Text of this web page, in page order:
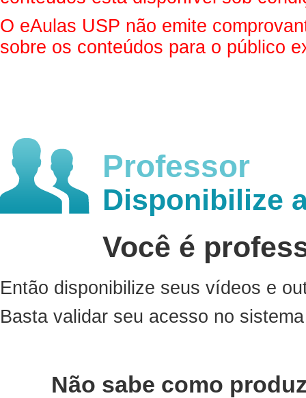
O eAulas USP não emite
sobre os conteúdos para o público
Professor
Disponibilize
Você é
Então disponibilize seus vídeos e
Basta validar seu acesso no
Não sabe como